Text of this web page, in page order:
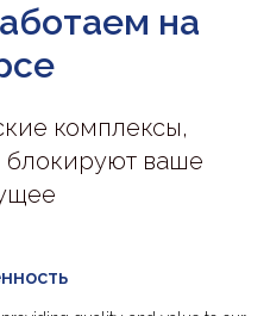
на
комплексы,
блокируют ваше